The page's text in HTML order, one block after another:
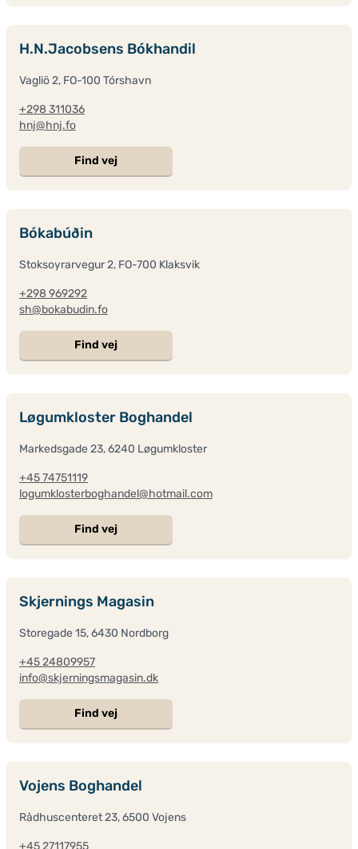
H.N.Jacobsens Bókhandil
Vagliö 2, FO-100 Tórshavn
+298 311036
hnj@hnj.fo
Find vej
Bókabúðin
Stoksoyrarvegur 2, FO-700 Klaksvik
+298 969292
sh@bokabudin.fo
Find vej
Løgumkloster Boghandel
Markedsgade 23, 6240 Løgumkloster
+45 74751119
logumklosterboghandel@hotmail.com
Find vej
Skjernings Magasin
Storegade 15, 6430 Nordborg
+45 24809957
info@skjerningsmagasin.dk
Find vej
Vojens Boghandel
Rådhuscenteret 23, 6500 Vojens
+45 27117955